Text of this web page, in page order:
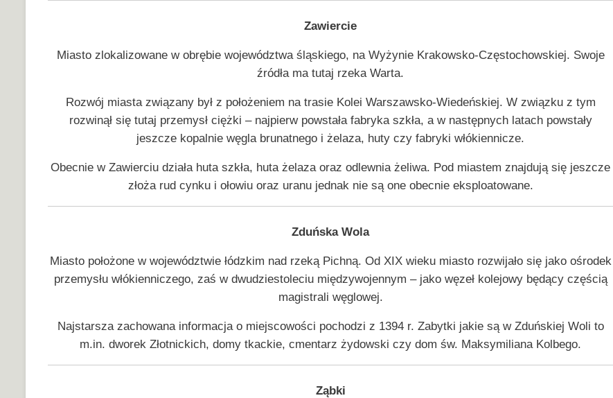
Zawiercie
Miasto zlokalizowane w obrębie województwa śląskiego, na Wyżynie Krakowsko-Częstochowskiej. Swoje
źródła ma tutaj rzeka Warta.
Rozwój miasta związany był z położeniem na trasie Kolei Warszawsko-Wiedeńskiej. W związku z tym
rozwinął się tutaj przemysł ciężki – najpierw powstała fabryka szkła, a w następnych latach powstały
jeszcze kopalnie węgla brunatnego i żelaza, huty czy fabryki włókiennicze.
Obecnie w Zawierciu działa huta szkła, huta żelaza oraz odlewnia żeliwa. Pod miastem znajdują się jeszcze
złoża rud cynku i ołowiu oraz uranu jednak nie są one obecnie eksploatowane.
Zduńska Wola
Miasto położone w województwie łódzkim nad rzeką Pichną. Od XIX wieku miasto rozwijało się jako ośrodek
przemysłu włókienniczego, zaś w dwudziestoleciu międzywojennym – jako węzeł kolejowy będący częścią
magistrali węglowej.
Najstarsza zachowana informacja o miejscowości pochodzi z 1394 r. Zabytki jakie są w Zduńskiej Woli to
m.in. dworek Złotnickich, domy tkackie, cmentarz żydowski czy dom św. Maksymiliana Kolbego.
Ząbki